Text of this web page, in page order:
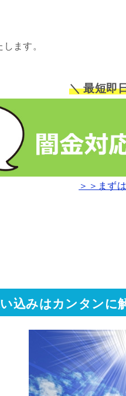
ます。
＼ 最短即
＞＞まず
込みはカンタンに